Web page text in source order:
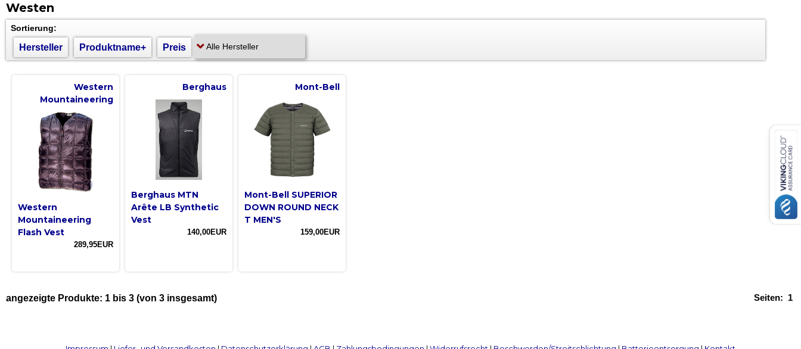
Westen
Sortierung:
Hersteller Produktname+ Preis
Western
Mountaineering
Western
Mountaineering
Flash Vest
289,95EUR
Berghaus
Berghaus MTN
Arête LB Synthetic
Vest
140,00EUR
Mont-Bell
Mont-Bell SUPERIOR
DOWN ROUND NECK
T MEN'S
159,00EUR
Seiten: 1
angezeigte Produkte: 1 bis 3 (von 3 insgesamt)